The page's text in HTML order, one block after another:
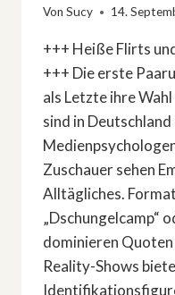
Von Sucy 14.
+++ Heiße Flirts
+++ Die erste
als Letzte ihre
sind in
Zuschauer sehen
Alltägliches.
„Dschungelcamp“
dominieren
Reality-Shows